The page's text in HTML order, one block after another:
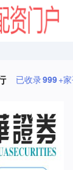
已收录999+